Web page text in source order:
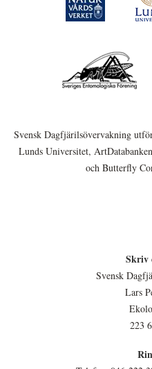
Svensk Dagfjärilsövervakning
Lunds Universitet,
och Butterfly
Skriv
Svensk
Lars
223